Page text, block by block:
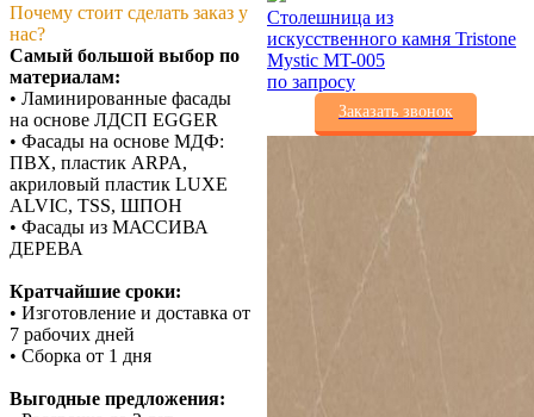
Почему стоит сделать заказ у
нас?
Самый большой выбор по
материалам:
• Ламинированные фасады
на основе ЛДСП EGGER
• Фасады на основе МДФ:
ПВХ, пластик ARPA,
акриловый пластик LUXE
ALVIC, TSS, ШПОН
• Фасады из МАССИВА
ДЕРЕВА
Кратчайшие сроки:
• Изготовление и доставка от
7 рабочих дней
• Сборка от 1 дня
Выгодные предложения:
Столешница из
искусственного камня Tristone
Mystic MT-005
по запросу
Заказать звонок